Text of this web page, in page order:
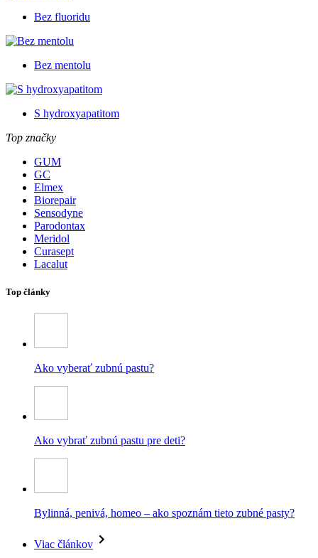
Bez fluoridu
Bez mentolu
S hydroxyapatitom
Top značky
GUM
GC
Elmex
Biorepair
Sensodyne
Parodontax
Meridol
Curasept
Lacalut
Top články
Ako vyberať zubnú pastu?
Ako vybrať zubnú pastu pre deti?
Bylinná, penivá, homeo – ako spoznám tieto zubné pasty?
Viac článkov